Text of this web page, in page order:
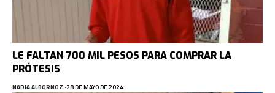
LE FALTAN 700 MIL PESOS PARA COMPRAR LA
PRÓTESIS
NADIA ALBORNOZ 28 DE MAYO DE 2024